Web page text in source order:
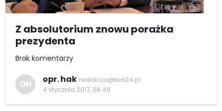
Z absolutorium znowu porażka
prezydenta
Brak komentarzy
OH opr. hak redakcja@bia24.pl
4 stycznia 2017, 06:40